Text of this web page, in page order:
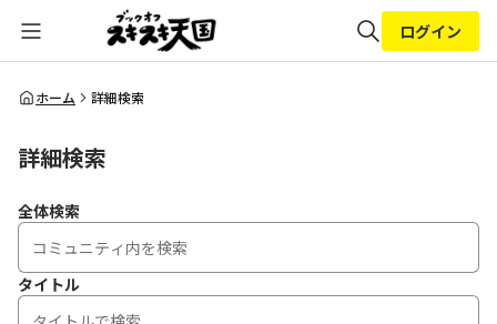
全体検索
ログイン
ホーム 詳細検索
詳細検索
全体検索
タイトル